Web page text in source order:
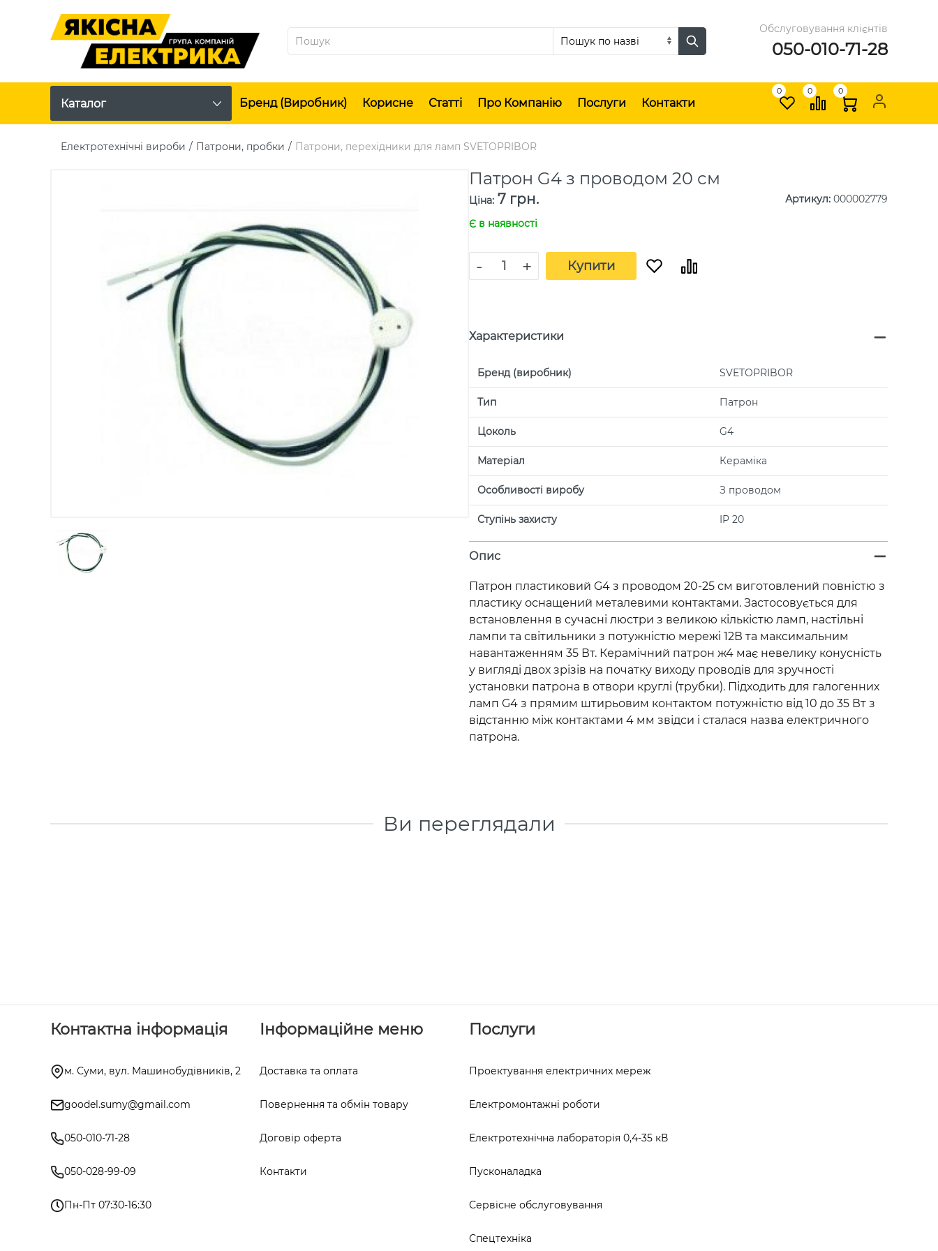
Обслуговування клієнтів
050-010-71-28
Каталог Бренд (виробник) Корисне Статті Про Компанію Послуги Контакти
0 0 0
Електротехнічні вироби Патрони, пробки Патрони, перехідники для ламп SVETOPRIBOR
Патрон G4 з проводом 20 см
Ціна: 7 грн. Артикул: 000002779
Є в наявності
- + Купити
Характеристики
Бренд (виробник) SVETOPRIBOR
Тип Патрон
Цоколь G4
Матеріал Кераміка
Особливості виробу З проводом
Ступінь захисту IP 20
Опис
Патрон пластиковий G4 з проводом 20-25 см виготовлений повністю з
пластику оснащений металевими контактами. Застосовується для
встановлення в сучасні люстри з великою кількістю ламп, настільні
лампи та світильники з потужністю мережі 12В та максимальним
навантаженням 35 Вт. Керамічний патрон ж4 має невелику конусність
у вигляді двох зрізів на початку виходу проводів для зручності
установки патрона в отвори круглі (трубки). Підходить для галогенних
ламп G4 з прямим штирьовим контактом потужністю від 10 до 35 Вт з
відстанню між контактами 4 мм звідси і сталася назва електричного
патрона.
Ви переглядали
Контактна інформація
м. Суми, вул. Машинобудівників, 2
goodel.sumy@gmail.com
050-010-71-28
050-028-99-09
Пн-Пт 07:30-16:30
Інформаційне меню
Доставка та оплата
Повернення та обмін товару
Договір оферта
Контакти
Послуги
Проектування електричних мереж
Електромонтажні роботи
Електротехнічна лабораторія 0,4-35 кВ
Пусконаладка
Сервісне обслуговування
Спецтехніка